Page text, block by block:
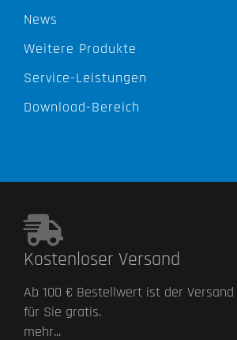
News
Weitere Produkte
Service-Leistungen
Download-Bereich
Kostenloser Versand
Ab 100 € Bestellwert ist der Versand
für Sie gratis.
mehr...